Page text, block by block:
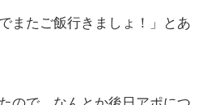
またご飯行きましょ！」とあ